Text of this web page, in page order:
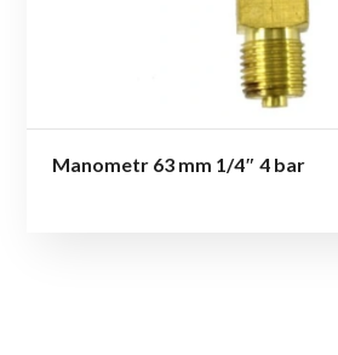
Manometr 63 mm 1/4″ 4 bar